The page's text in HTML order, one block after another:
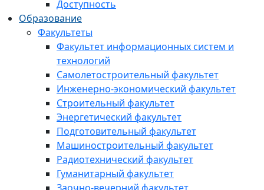
Доступность
Образование
Факультеты
Факультет информационных систем и
технологий
Самолетостроительный факультет
Инженерно-экономический факультет
Строительный факультет
Энергетический факультет
Подготовительный факультет
Машиностроительный факультет
Радиотехнический факультет
Гуманитарный факультет